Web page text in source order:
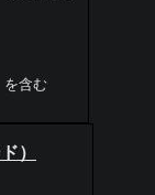
を含む
）